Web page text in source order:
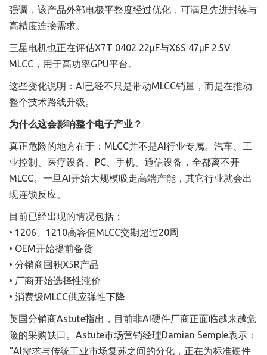
强调，该产品外部电极平整度经过优化，可满足先进封装与
高精度连接需求。
三星电机也正在评估X7T 0402 22µF与X6S 47µF 2.5V
MLCC，用于高功率GPU平台。
这些变化说明：AI已经不只是带动MLCC销量，而是在推动
整个技术路线升级。
为什么这会影响整个电子产业？
真正危险的地方在于：MLCC并不是AI行业专属。汽车、工
业控制、医疗设备、PC、手机、通信设备，全都离不开
MLCC。一旦AI开始大规模吸走高端产能，其它行业就会出
现连锁反应。
目前已经出现的情况包括：
• 1206、1210高容值MLCC交期超过20周
• OEM开始提前备货
• 分销商囤积X5R产品
• 厂商开始选择性涨价
• 消费级MLCC供应弹性下降
英国分销商Astute指出，目前非AI硬件厂商正面临越来越危
险的采购缺口。Astute市场营销经理Damian Semple表示：
“AI需求与传统工业市场复苏之间的分化，正在为标准硬件